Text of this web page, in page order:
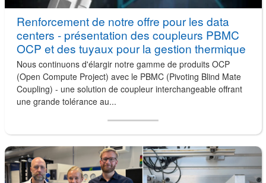
Renforcement de notre offre pour les data
centers - présentation des coupleurs PBMC
OCP et des tuyaux pour la gestion thermique
Nous continuons d'élargir notre gamme de produits OCP
(Open Compute Project) avec le PBMC (Pivoting Blind Mate
Coupling) - une solution de coupleur interchangeable offrant
une grande tolérance au...